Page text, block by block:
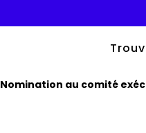
Nomination au comité